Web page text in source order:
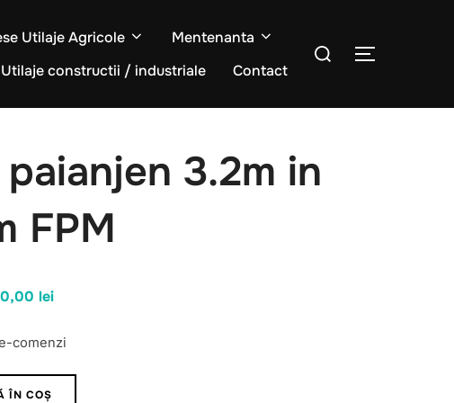
Utilaje Agricole
Mentenanta
Utilaje constructii / industriale Contact
Caută
COMUTĂ
3.2m in
FPM
lei.
leiPrețul
este:
17.000,00 lei.
comenzi
ÎN COȘ